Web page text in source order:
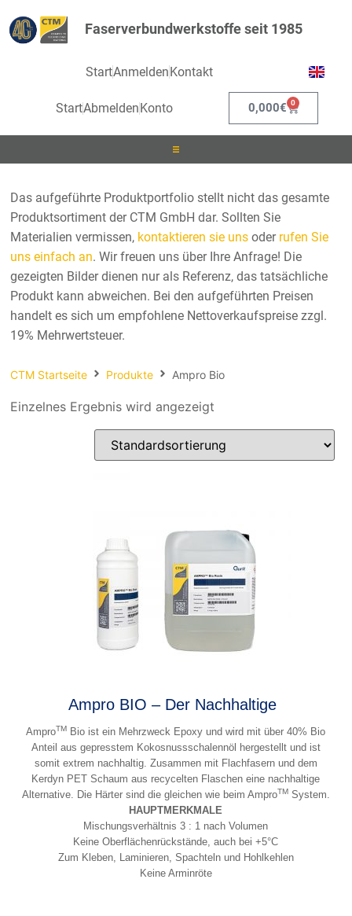
Faserverbundwerkstoffe seit 1985
StartAnmeldenKontakt
StartAbmelden Konto 0,000€ 0
Kleben
Beschichten
Fasern
Kernmaterial
Mirka
Das aufgeführte Produktportfolio stellt nicht das gesamte
Produktsortiment der CTM GmbH dar. Sollten Sie
Materialien vermissen, kontaktieren sie uns oder rufen Sie
uns einfach an. Wir freuen uns über Ihre Anfrage! Die
gezeigten Bilder dienen nur als Referenz, das tatsächliche
Produkt kann abweichen. Bei den aufgeführten Preisen
handelt es sich um empfohlene Nettoverkaufspreise zzgl.
19% Mehrwertsteuer.
CTM Startseite Produkte Ampro Bio
Einzelnes Ergebnis wird angezeigt
Ampro BIO – Der Nachhaltige
AmproTM Bio ist ein Mehrzweck Epoxy und wird mit über 40% Bio
Anteil aus gepresstem Kokosnussschalennöl hergestellt und ist
somit extrem nachhaltig. Zusammen mit Flachfasern und dem
Kerdyn PET Schaum aus recycelten Flaschen eine nachhaltige
Alternative. Die Härter sind die gleichen wie beim AmproTMSystem.
HAUPTMERKMALE
Mischungsverhältnis 3 : 1 nach Volumen
Keine Oberflächenrückstände, auch bei +5°C
Zum Kleben, Laminieren, Spachteln und Hohlkehlen
Keine Arminröte